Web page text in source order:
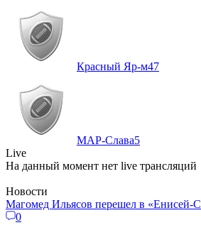
Красный Яр-м47
МАР-Слава5
Live
На данный момент нет live трансляций
Новости
Магомед Ильясов перешел в «Енисей-
0